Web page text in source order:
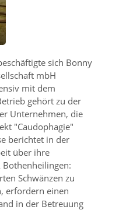
sich Bonny
mbH
mit dem
gehört zu der
Unternehmen, die
Caudophagie
berichtet in der
über ihre
Bothenheilingen:
Schwänzen zu
erfordern einen
in der Betreuung